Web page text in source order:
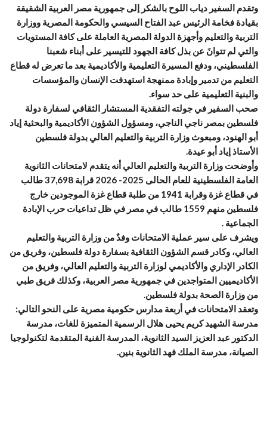
وتقدم السفير دياب اللوح بالشكر إلى جمهورية مصر العربية الشقيقة
بقيادة فخامة الرئيس عبد الفتاح السيسي والحكومة المصرية ووزارة
التربية والتعليم وأجهزة الدولة المصرية العاملة على كافة المستويات
والتي لم تتوانَ عن بذل كافة الجهود للتيسير على أبناء شعبنا
الفلسطيني، ودفع المسيرة التعليمية والأكاديمية بعد ما تعرض له قطاع
التعليم من تدمير وإبادة ممنهجة استهدفت الإنسان والمؤسسات
والبنية التعليمية على حد سواء.
صحب السفير في جولته التفقدية المستشار الثقافي لسفارة دولة
فلسطين بمصر ناجي الناجي، ومسؤول الشؤون الأكاديمية والبحثية إياد
أبو الهنود، ومبعوث وزارة التربية والتعليم العالي بدولة فلسطين
الأستاذ إياد أبو عيدة.
وأوضحت وزارة التربية والتعليم العالي أنه يتقدم لامتحانات الثانوية
العامة الفلسطينية للعام الحالى 2025- 2026 قرابة 37,698 طالب
في قطاع غزة وقرابة 1941 من طلبة قطاع غزة الموجودين خارج
فلسطين منهم 1559 طالب في مصر في ظل تداعيات حرب الإبادة
الجماعية .
ويشرف على سير عملية الامتحانات وفدٌ من وزارة التربية والتعليم
العالي، وكادر قسم الشؤون الثقافية بسفارة دولة فلسطين، وفريق من
الكادر الإداري والأكاديمي لوزارة التربية والتعليم العالي، وفريق من
الأكاديميين المتواجدين في جمهورية مصر العربية، وكذلك فريق طبي
من وزارة الصحة بدولة فلسطين.
وتعقد الامتحانات في أربعة مدارس حكومية مصرية على النحو التالي:
مدرسة الشهيد كريم يحيى هلال الرسمية المتميزة للغات، مدرسة
الدكتور عبد العزيز السيد الثانوية، المدرسة الفنية المتقدمة لتكنولوجيا
الصيانة، مدرسة الملك فهد الثانوية بنين.